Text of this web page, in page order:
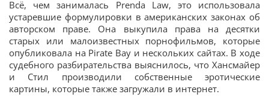
Всё, чем занималась Prenda Law, это использовала
устаревшие формулировки в американских законах об
авторском праве. Она выкупила права на десятки
старых или малоизвестных порнофильмов, которые
опубликовала на Pirate Bay и нескольких сайтах. В ходе
судебного разбирательства выяснилось, что Хансмайер
и Стил производили собственные эротические
картины, которые также загружали в интернет.